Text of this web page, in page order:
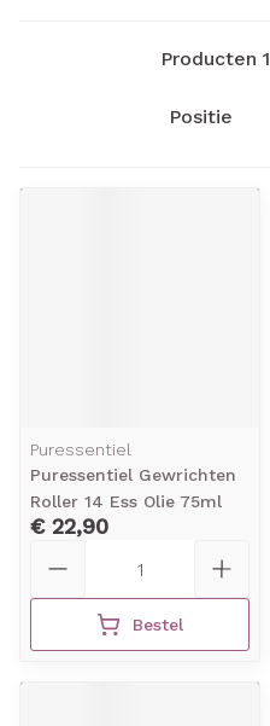
Producten 1
Sorteer op:
Puressentiel
Puressentiel Gewrichten
Roller 14 Ess Olie 75ml
€ 22,90
Bestel